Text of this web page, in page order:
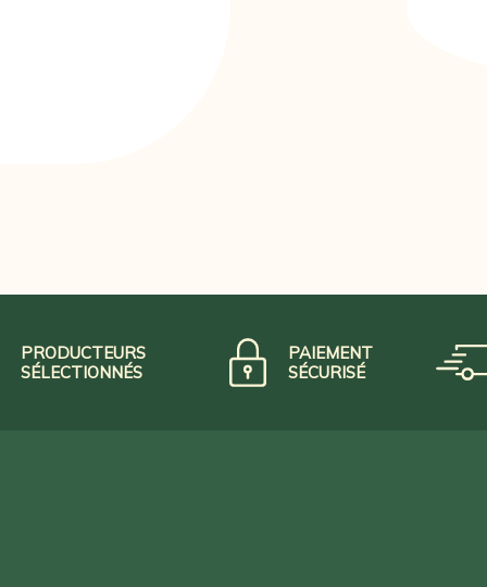
PRODUCTEURS
SÉLECTIONNÉS
PAIEMENT
SÉCURISÉ